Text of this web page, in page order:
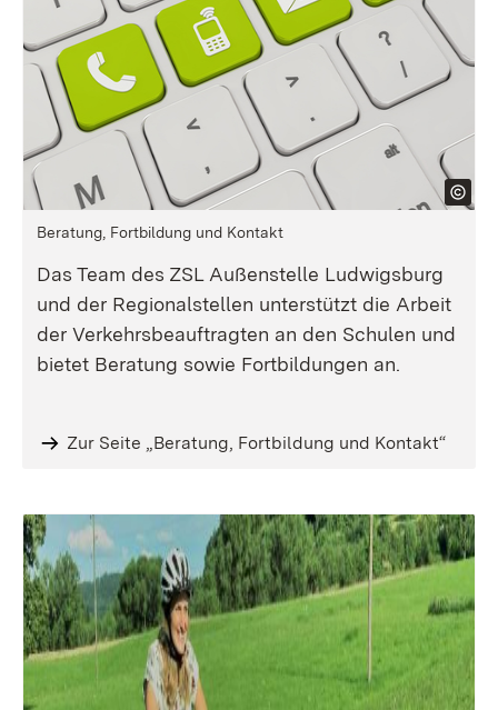
Beratung, Fortbildung und Kontakt
Das Team des ZSL Außenstelle Ludwigsburg
und der Regionalstellen unterstützt die Arbeit
der Verkehrsbeauftragten an den Schulen und
bietet Beratung sowie Fortbildungen an.
Zur Seite „Beratung, Fortbildung und Kontakt“